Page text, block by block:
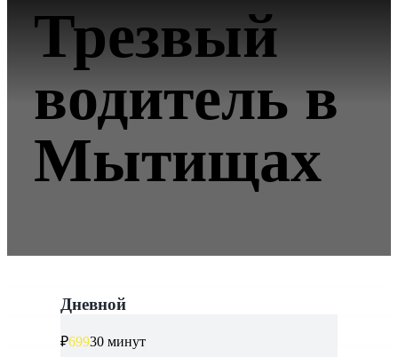
Трезвый
водитель в
Мытищах
Дневной
₽69930 минут